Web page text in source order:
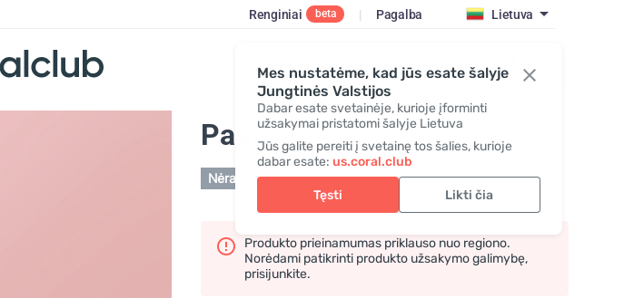
Mes nustatėme, kad jūs esate šalyje
Jungtinės Valstijos
Dabar esate svetainėje, kurioje įforminti
užsakymai pristatomi šalyje Lietuva
Jūs galite pereiti į svetainę tos šalies, kurioje
dabar esate: us.coral.club
Tęsti Likti čia
Renginiai beta | Pagalba Lietuva
Užsiregistruoti / Prisijungti
Papaya
Nėra sandėlyje!
Produkto prieinamumas priklauso nuo regiono.
Norėdami patikrinti produkto užsakymo galimybę,
prisijunkite.